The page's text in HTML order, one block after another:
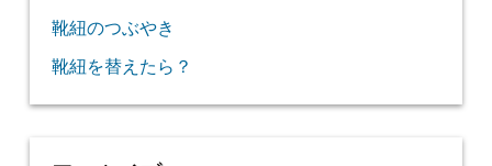
靴紐のつぶやき
靴紐を替えたら？